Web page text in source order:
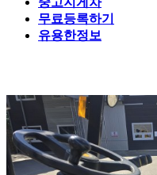
무료등록하기
유용한정보